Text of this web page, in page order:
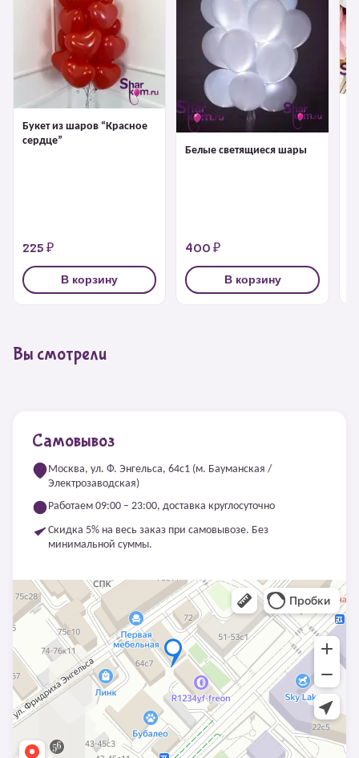
Букет из шаров “Красное
сердце”
225 ₽
В корзину
Белые светящиеся шары
400 ₽
В корзину
Вы смотрели
Самовывоз
Москва, ул. Ф. Энгельса, 64с1 (м. Бауманская /
Электрозаводская)
Работаем 09:00 – 23:00, доставка круглосуточно
Скидка 5% на весь заказ при самовывозе. Без
минимальной суммы.